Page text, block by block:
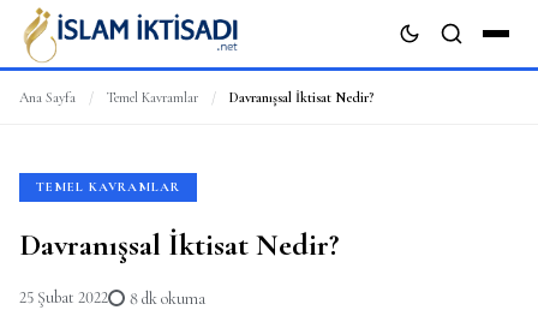
Ana Sayfa / Temel Kavramlar / Davranışsal İktisat Nedir?
TEMEL KAVRAMLAR
Davranışsal İktisat Nedir?
25 Şubat 2022 8 dk okuma